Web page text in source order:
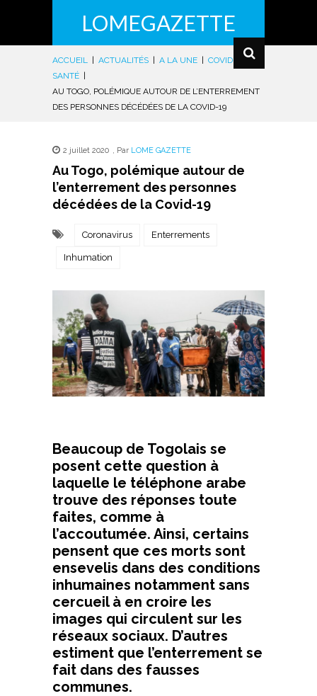
LOMEGAZETTE
ACCUEIL ACTUALITÉS A LA UNE COVID-19
|
SANTÉ
AU TOGO, POLÉMIQUE AUTOUR DE L’ENTERREMENT
DES PERSONNES DÉCÉDÉES DE LA COVID-19
2 juillet 2020 , Par LOME GAZETTE
Au Togo, polémique autour de
l’enterrement des personnes
décédées de la Covid-19
Coronavirus Enterrements
Inhumation
Beaucoup de Togolais se
posent cette question à
laquelle le téléphone arabe
trouve des réponses toute
faites, comme à
l’accoutumée. Ainsi, certains
pensent que ces morts sont
ensevelis dans des conditions
inhumaines notamment sans
cercueil à en croire les
images qui circulent sur les
réseaux sociaux. D’autres
estiment que l’enterrement se
fait dans des fausses
communes.